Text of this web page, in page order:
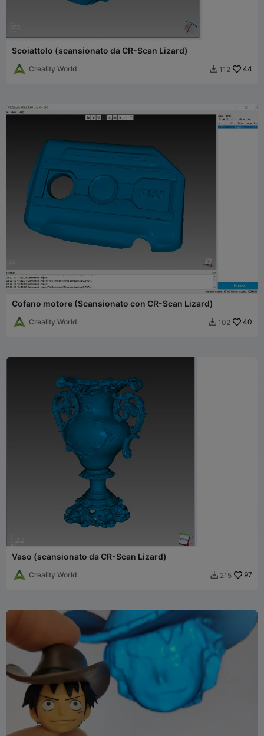
Scoiattolo (scansionato da CR-Scan Lizard)
Creality World  112 44
Cofano motore (Scansionato con CR-Scan Lizard)
Creality World  102 40
Vaso (scansionato da CR-Scan Lizard)
Creality World  215 97